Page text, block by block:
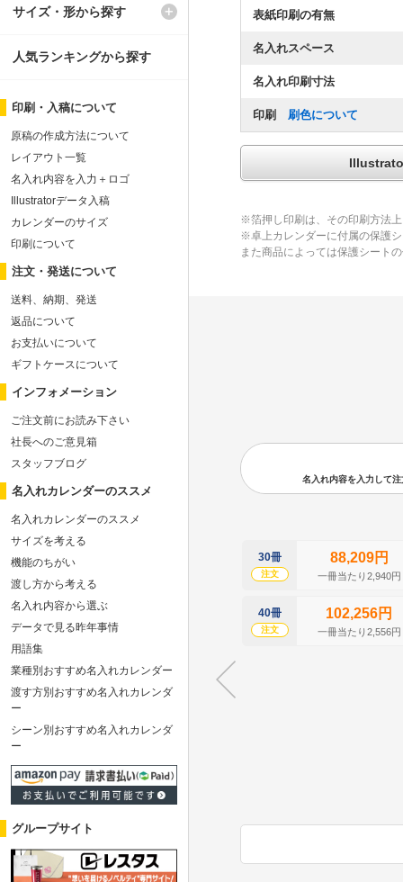
表紙印刷の有無
名入れスペース
名入れ印刷寸法
印刷 刷色について
※箔押し印刷は、その印刷方法
※卓上カレンダーに付属の保護
また商品によっては保護シート
名入れ内容を入力して
30冊
注文
88,209円
一冊当たり2,940円
40冊
注文
102,256円
一冊当たり2,556円
サイズ・形から探す
人気ランキングから探す
印刷・入稿について
原稿の作成方法について
レイアウト一覧
名入れ内容を入力＋ロゴ
Illustratorデータ入稿
カレンダーのサイズ
印刷について
注文・発送について
送料、納期、発送
返品について
お支払いについて
ギフトケースについて
インフォメーション
ご注文前にお読み下さい
社長へのご意見箱
スタッフブログ
名入れカレンダーのススメ
名入れカレンダーのススメ
サイズを考える
機能のちがい
渡し方から考える
名入れ内容から選ぶ
データで見る昨年事情
用語集
業種別おすすめ名入れカレンダー
渡す方別おすすめ名入れカレンダ
ー
シーン別おすすめ名入れカレンダ
ー
グループサイト